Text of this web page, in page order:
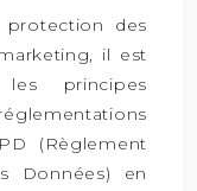
protection des
il est
principes
(Règlement
Données) en